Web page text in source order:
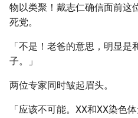
物以类聚！戴志仁确信面前这
死党。
「不是！老爸的意思，明显
子。」
两位专家同时皱起眉头。
「应该不可能。XX和XX染色